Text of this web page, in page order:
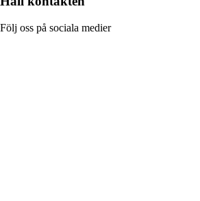
Följ oss på sociala medier